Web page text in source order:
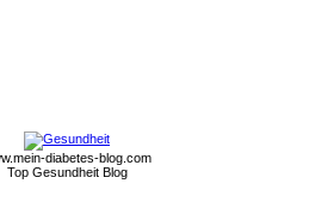
diabetes-blog.com
Top Gesundheit Blog